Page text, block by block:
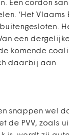
Een cordon
‘Het
een
komende
daarbij aan.
snappen wel
de PVV, zoals